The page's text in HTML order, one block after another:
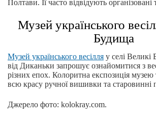
Полтави. Її часто відвідують організовані
Музей українського
Будища
Музей українського весілля у селі Великі
від Диканьки запрошує ознайомитися з
різних епох. Колоритна експозиція
всю красу ручної вишивки та старовинні
Джерело фото: kolokray.com.